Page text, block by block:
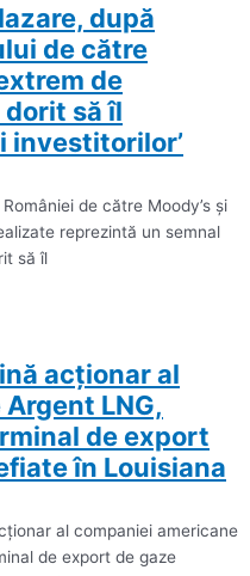
după
de către
de
să îl
investitorilor’
de către Moody’s şi
reprezintă un semnal
să îl
acţionar al
LNG,
de export
în Louisiana
al companiei americane
de export de gaze